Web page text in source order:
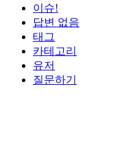
이슈!
답변 없음
태그
카테고리
유저
질문하기